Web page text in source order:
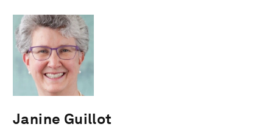
Janine Guillot